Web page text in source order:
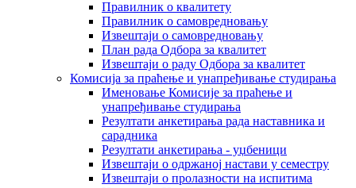
Правилник о квалитету
Правилник о самовредновању
Извештаји о самовредновању
План рада Одбора за квалитет
Извештаји о раду Одбора за квалитет
Комисија за праћење и унапређивање студирања
Именовање Комисије за праћење и
унапређивање студирања
Резултати анкетирања рада наставника и
сарадника
Резултати анкетирања - уџбеници
Извештаји о одржаној настави у семестру
Извештаји о пролазности на испитима